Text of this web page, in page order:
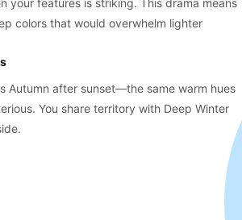
your features is striking. This drama means
colors that would overwhelm lighter
Autumn after sunset—the same warm hues
You share territory with Deep Winter